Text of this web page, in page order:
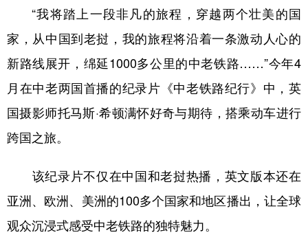
“我将踏上一段非凡的旅程，穿越两个壮美的国
家，从中国到老挝，我的旅程将沿着一条激动人心的
新路线展开，绵延1000多公里的中老铁路……”今年4
月在中老两国首播的纪录片《中老铁路纪行》中，英
国摄影师托马斯·希顿满怀好奇与期待，搭乘动车进行
跨国之旅。
该纪录片不仅在中国和老挝热播，英文版本还在
亚洲、欧洲、美洲的100多个国家和地区播出，让全球
观众沉浸式感受中老铁路的独特魅力。